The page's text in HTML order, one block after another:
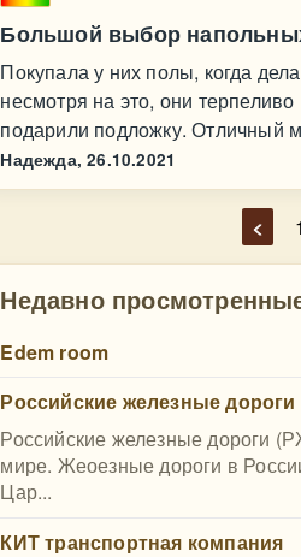
Большой выбор
Покупала у них полы, когда
несмотря на это, они
подарили подложку. Отличный
Надежда, 26.10.2021
< 1
Недавно
Edem room
Российские железные дороги
Российские железные дороги
мире. Жеоезные дороги в
Цар...
КИТ транспортная компания